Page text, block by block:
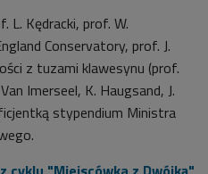
L. Kędracki, prof. W.
Conservatory, prof. J.
z tuzami klawesynu (prof.
Imerseel, K. Haugsand, J.
stypendium Ministra